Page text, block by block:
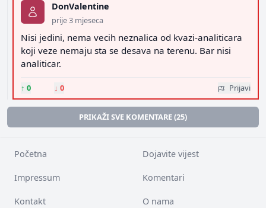
DonValentine
prije 3 mjeseca
Nisi jedini, nema vecih neznalica od kvazi-analiticara
koji veze nemaju sta se desava na terenu. Bar nisi
analiticar.
↑ 0 ↓ 0 Prijavi
PRIKAŽI SVE KOMENTARE (25)
Početna Dojavite vijest
Impressum Komentari
Kontakt O nama